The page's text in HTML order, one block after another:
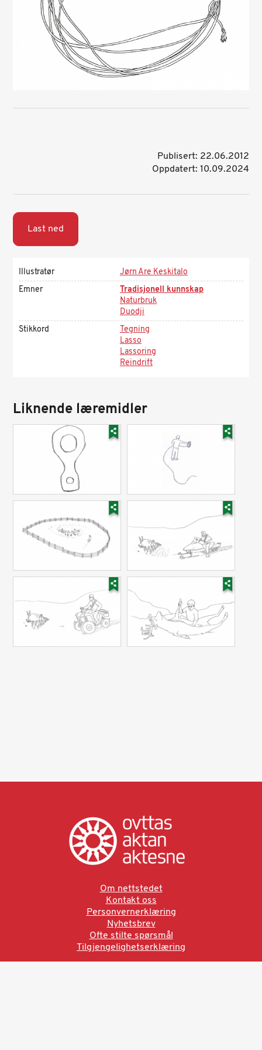
Publisert: 22.06.2012
Oppdatert: 10.09.2024
Last ned
Illustratør
Jørn Are Keskitalo
Emner
Tradisjonell kunnskap
Naturbruk
Duodji
Stikkord
Tegning
Lasso
Lassoring
Reindrift
Liknende læremidler
Om nettstedet
Kontakt oss
Personvernerklæring
Nyhetsbrev
Ofte stilte spørsmål
Tilgjengelighetserklæring